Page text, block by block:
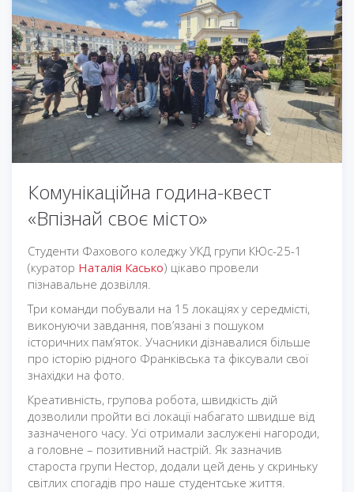
Комунікаційна година-квест
«Впізнай своє місто»
Студенти Фахового коледжу УКД групи КЮс-25-1
(куратор Наталія Касько) цікаво провели
пізнавальне дозвілля.
Три команди побували на 15 локаціях у середмісті,
виконуючи завдання, пов’язані з пошуком
історичних пам’яток. Учасники дізнавалися більше
про історію рідного Франківська та фіксували свої
знахідки на фото.
Креативність, групова робота, швидкість дій
дозволили пройти всі локації набагато швидше від
зазначеного часу. Усі отримали заслужені нагороди,
а головне – позитивний настрій. Як зазначив
староста групи Нестор, додали цей день у скриньку
світлих спогадів про наше студентське життя.